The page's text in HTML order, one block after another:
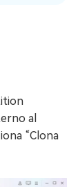
al
“Clona